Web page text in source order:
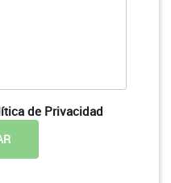
de Privacidad